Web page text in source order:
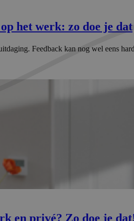
het werk: zo doe je dat
Feedback kan nog wel eens
en privé? Zo doe je